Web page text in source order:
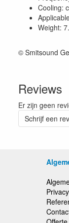
Cooling:
Weight:
© Smitsound
Reviews
Er zijn geen
Schrijf een